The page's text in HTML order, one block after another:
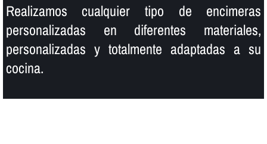
Realizamos cualquier tipo de encimeras
personalizadas en diferentes materiales,
personalizadas y totalmente adaptadas a su
cocina.